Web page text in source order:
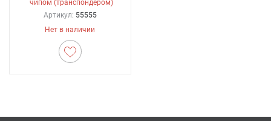
чипом (транспондером)
Артикул: 55555
Нет в наличии